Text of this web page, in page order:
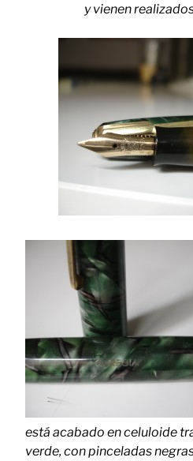
y vienen
está acabado en celuloide
verde, con pinceladas